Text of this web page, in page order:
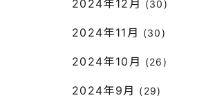
2024年12月 (30)
2024年11月 (30)
2024年10月 (26)
2024年9月 (29)